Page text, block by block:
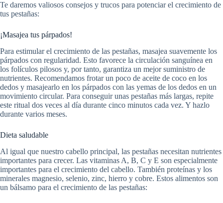
Te daremos valiosos consejos y trucos para potenciar el crecimiento de
tus pestañas:
¡Masajea tus párpados!
Para estimular el crecimiento de las pestañas, masajea suavemente los
párpados con regularidad. Esto favorece la circulación sanguínea en
los folículos pilosos y, por tanto, garantiza un mejor suministro de
nutrientes. Recomendamos frotar un poco de aceite de coco en los
dedos y masajearlo en los párpados con las yemas de los dedos en un
movimiento circular. Para conseguir unas pestañas más largas, repite
este ritual dos veces al día durante cinco minutos cada vez. Y hazlo
durante varios meses.
Dieta saludable
Al igual que nuestro cabello principal, las pestañas necesitan nutrientes
importantes para crecer. Las vitaminas A, B, C y E son especialmente
importantes para el crecimiento del cabello. También proteínas y los
minerales magnesio, selenio, zinc, hierro y cobre. Estos alimentos son
un bálsamo para el crecimiento de las pestañas: